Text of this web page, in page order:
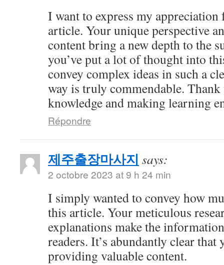
I want to express my
article. Your unique perspective
content bring a new depth to the
you’ve put a lot of thought into
convey complex ideas in such a
way is truly commendable.
knowledge and making learning
Répondre
제주출장마사지 says:
2 octobre 2023 at 9 h 24 min
I simply wanted to convey how
this article. Your meticulous
explanations make the
readers. It’s abundantly clear that
providing valuable content.